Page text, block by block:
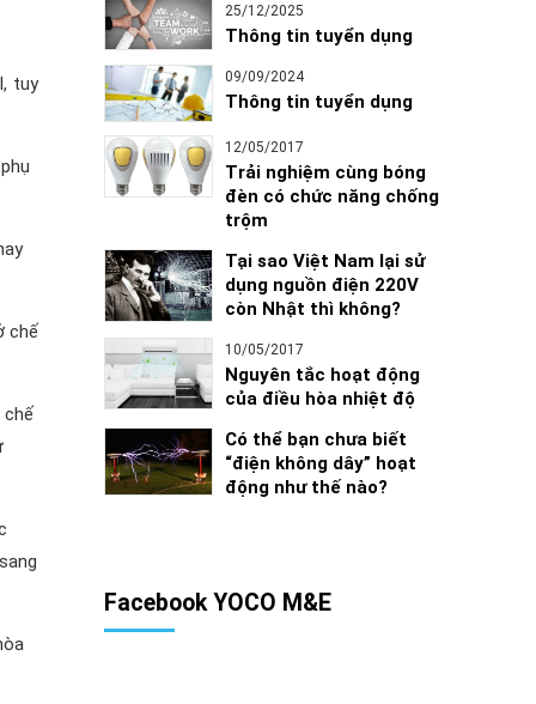
tuy
chế
chế
25/12/2025
Thông tin tuyển dụng
09/09/2024
Thông tin tuyển dụng
12/05/2017
Trải nghiệm cùng bóng
đèn có chức năng chống
trộm
Tại sao Việt Nam lại sử
dụng nguồn điện 220V
còn Nhật thì không?
10/05/2017
Nguyên tắc hoạt động
của điều hòa nhiệt độ
Có thể bạn chưa biết
“điện không dây” hoạt
động như thế nào?
Facebook YOCO M&E